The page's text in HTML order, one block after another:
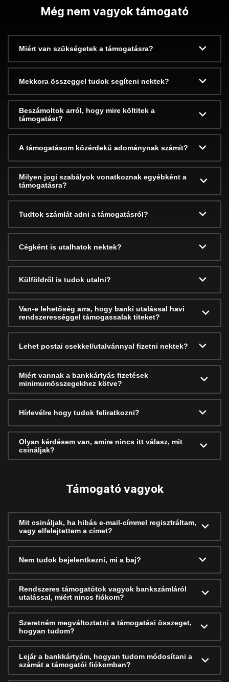
Még nem vagyok támogató
Miért van szükségetek a támogatásra?
Mekkora összeggel tudok segíteni nektek?
Beszámoltok arról, hogy mire költitek a
támogatást?
A támogatásom közérdekű adománynak számít?
Milyen jogi szabályok vonatkoznak egyébként a
támogatásra?
Tudtok számlát adni a támogatásról?
Cégként is utalhatok nektek?
Külföldről is tudok utalni?
Van-e lehetőség arra, hogy banki utalással havi
rendszerességgel támogassalak titeket?
Lehet postai csekkel/utalvánnyal fizetni nektek?
Miért vannak a bankkártyás fizetések
minimumösszegekhez kötve?
Hírlevélre hogy tudok feliratkozni?
Olyan kérdésem van, amire nincs itt válasz, mit
csináljak?
Támogató vagyok
Mit csináljak, ha hibás e-mail-címmel regisztráltam,
vagy elfelejtettem a címet?
Nem tudok bejelentkezni, mi a baj?
Rendszeres támogatótok vagyok bankszámláról
utalással, miért nincs fiókom?
Szeretném megváltoztatni a támogatási összeget,
hogyan tudom?
Lejár a bankkártyám, hogyan tudom módosítani a
számát a támogatói fiókomban?